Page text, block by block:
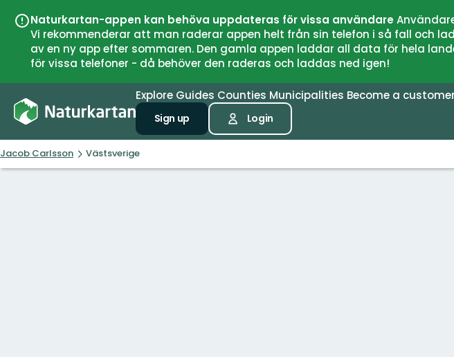
Naturkartan-appen kan behöva uppdateras för vissa användare
Vi rekommenderar att man raderar appen helt från sin telefon i så fall och
av en ny app efter sommaren. Den gamla appen laddar all data för hela
för vissa telefoner - då behöver den raderas och laddas ned igen!
Explore Guides Counties Municipalities Become a customer
Sign up Login
Jacob Carlsson Västsverige